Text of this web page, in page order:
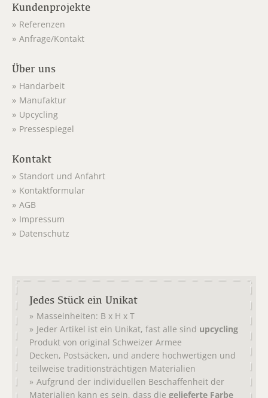
Kundenprojekte
Referenzen
Anfrage/Kontakt
Über uns
Handarbeit
Manufaktur
Upcycling
Pressespiegel
Kontakt
Standort und Anfahrt
Kontaktformular
AGB
Impressum
Datenschutz
Jedes Stück ein Unikat
Masseinheiten: B x H x T
Jeder Artikel ist ein Unikat, fast alle sind upcycling
Produkt von original Schweizer Armee
Decken, Postsäcken, und andere hochwertigen und
teilweise traditionsträchtigen Materialien
Aufgrund der individuellen Beschaffenheit der
Materialien kann es sein, dass die gelieferte Farbe